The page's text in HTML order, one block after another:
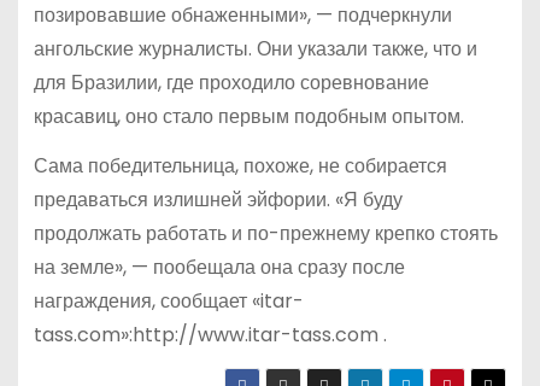
позировавшие обнаженными», — подчеркнули
ангольские журналисты. Они указали также, что и
для Бразилии, где проходило соревнование
красавиц, оно стало первым подобным опытом.
Сама победительница, похоже, не собирается
предаваться излишней эйфории. «Я буду
продолжать работать и по-прежнему крепко стоять
на земле», — пообещала она сразу после
награждения, сообщает «itar-
tass.com»:http://www.itar-tass.com .